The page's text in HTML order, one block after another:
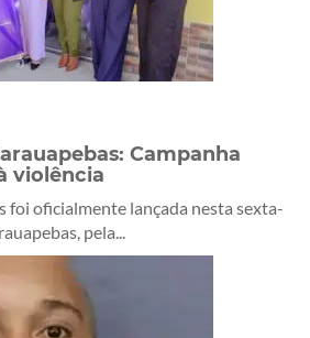
Campanha
violência
foi oficialmente lançada nesta sexta-
pela...